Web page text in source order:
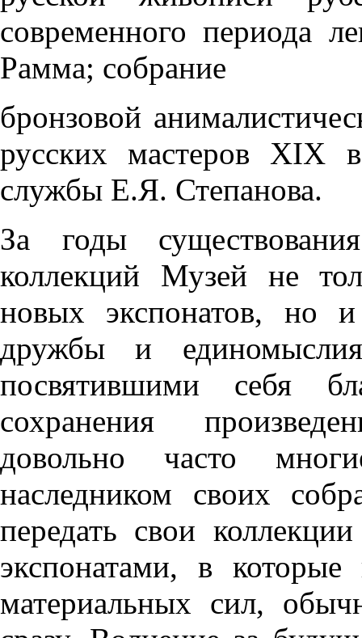
современного периода
Рамма; собрание
бронзовой
русских мастеров ХIХ
службы Е.Я. Степанова.
За годы
коллекций Музей не
новых экспонатов, но
дружбы и
посвятившими себя
сохранения
довольно часто
наследником своих
передать свои
экспонатами, в
материальных сил,